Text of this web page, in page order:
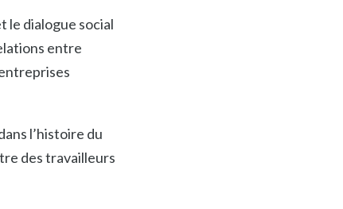
le dialogue social
entre
l’histoire du
des travailleurs